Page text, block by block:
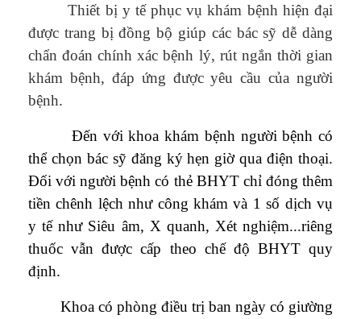
Thiết bị y tế phục vụ khám bệnh hiện đại
được trang bị đồng bộ giúp các bác sỹ dễ dàng
chẩn đoán chính xác bệnh lý, rút ngắn thời gian
khám bệnh, đáp ứng được yêu cầu của người
bệnh.
Đến với khoa khám bệnh người bệnh có
thể chọn bác sỹ đăng ký hẹn giờ qua điện thoại.
Đối với người bệnh có thẻ BHYT chỉ đóng thêm
tiền chênh lệch như công khám và 1 số dịch vụ
y tế như Siêu âm, X quanh, Xét nghiệm...riêng
thuốc vẫn được cấp theo chế độ BHYT quy
định.
Khoa có phòng điều trị ban ngày có giường